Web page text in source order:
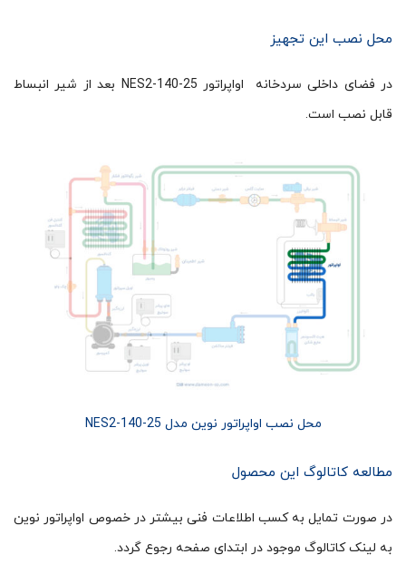
محل نصب این تجهیز
در فضای داخلی سردخانه اواپراتور NES2-140-25 بعد از شیر انبساط
قابل نصب است.
محل نصب اواپراتور نوین مدل NES2-140-25
مطالعه کاتالوگ این محصول
در صورت تمایل به کسب اطلاعات فنی بیشتر در خصوص اواپراتور نوین
به لینک کاتالوگ موجود در ابتدای صفحه رجوع گردد.